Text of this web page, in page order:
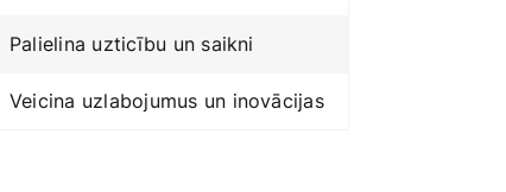
Palielina‌ uzticību un saikni
Veicina uzlabojumus un inovācijas